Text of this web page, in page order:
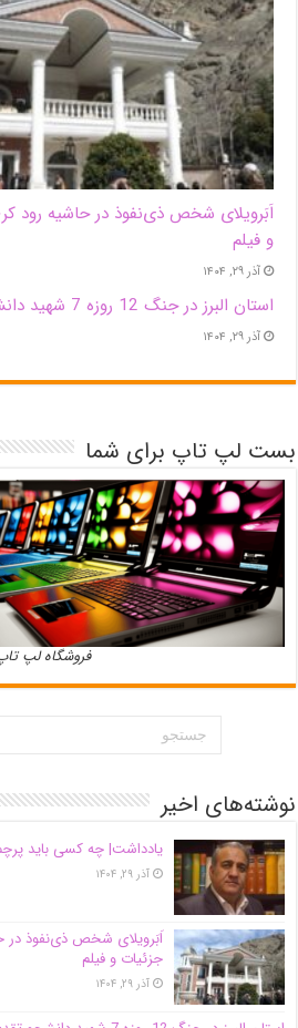
اَبَر‌ویلای شخص ذی‌نفوذ در حاشیه‌ رود
و فیلم
آذر ۲۹, ۱۴۰۴
استان البرز در جنگ 12 روزه 7 شهید دانشجو تقدیم انقلاب کرد
آذر ۲۹, ۱۴۰۴
بست لپ تاپ برای شما
فروشگاه لپ
نوشته‌های اخیر
یادداشت| ‌چه کسی باید
آذر ۲۹, ۱۴۰۴
اَبَر‌ویلای شخص ذی‌نفوذ
جزئیات و فیلم
آذر ۲۹, ۱۴۰۴